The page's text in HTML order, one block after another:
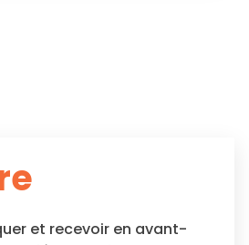
et recevoir en avant-